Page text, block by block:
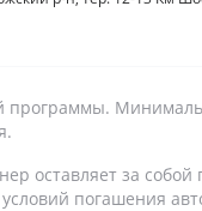
программы.
оставляет за собой
погашения